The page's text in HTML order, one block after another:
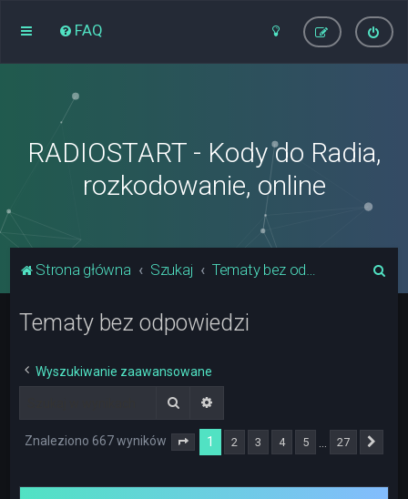
FAQ
RADIOSTART - Kody do Radia,
rozkodowanie, online
Strona główna Szukaj Tematy bez odpowiedzi
Tematy bez odpowiedzi
Wyszukiwanie zaawansowane
Szukaj
Znaleziono 667 wyników Strona 1z 27
1 2 3 4 5 27